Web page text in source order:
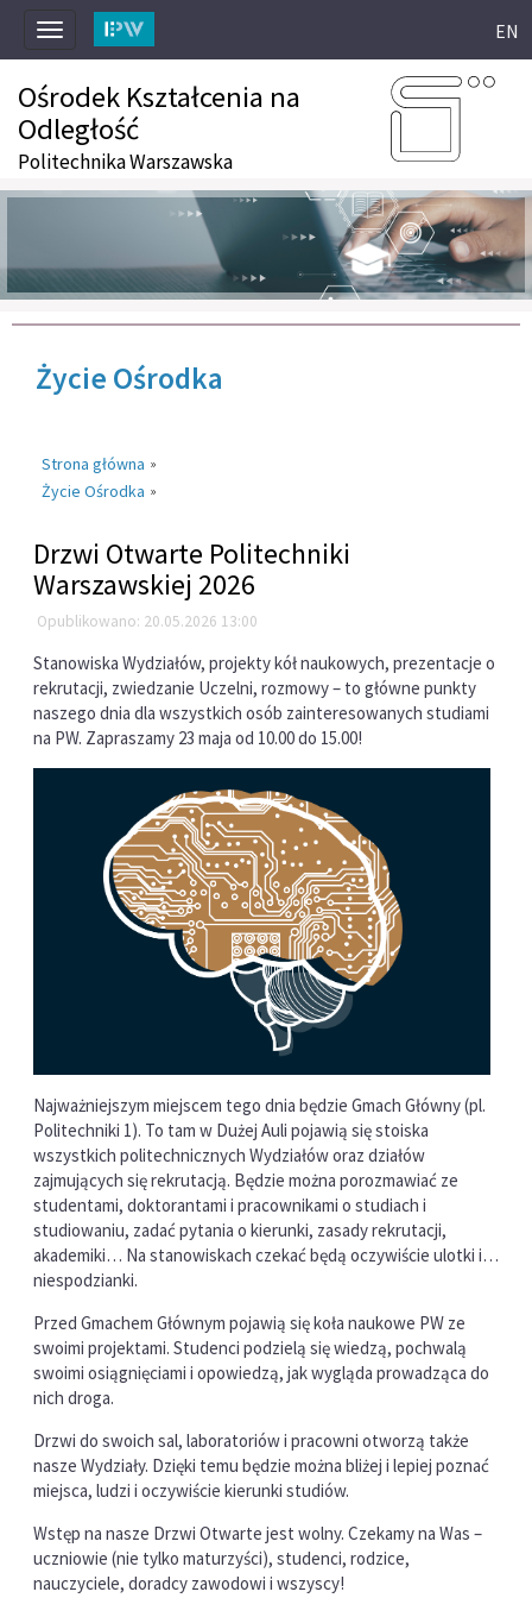
Toggle
navigation
EN
Ośrodek Kształcenia na
Odległość
Politechnika Warszawska
Życie Ośrodka
Strona główna »
Życie Ośrodka »
Drzwi Otwarte Politechniki
Warszawskiej 2026
Opublikowano: 20.05.2026 13:00
Stanowiska Wydziałów, projekty kół naukowych, prezentacje o
rekrutacji, zwiedzanie Uczelni, rozmowy – to główne punkty
naszego dnia dla wszystkich osób zainteresowanych studiami
na PW. Zapraszamy 23 maja od 10.00 do 15.00!
Najważniejszym miejscem tego dnia będzie Gmach Główny (pl.
Politechniki 1). To tam w Dużej Auli pojawią się stoiska
wszystkich politechnicznych Wydziałów oraz działów
zajmujących się rekrutacją. Będzie można porozmawiać ze
studentami, doktorantami i pracownikami o studiach i
studiowaniu, zadać pytania o kierunki, zasady rekrutacji,
akademiki… Na stanowiskach czekać będą oczywiście ulotki i…
niespodzianki.
Przed Gmachem Głównym pojawią się koła naukowe PW ze
swoimi projektami. Studenci podzielą się wiedzą, pochwalą
swoimi osiągnięciami i opowiedzą, jak wygląda prowadząca do
nich droga.
Drzwi do swoich sal, laboratoriów i pracowni otworzą także
nasze Wydziały. Dzięki temu będzie można bliżej i lepiej poznać
miejsca, ludzi i oczywiście kierunki studiów.
Wstęp na nasze Drzwi Otwarte jest wolny. Czekamy na Was –
uczniowie (nie tylko maturzyści), studenci, rodzice,
nauczyciele, doradcy zawodowi i wszyscy!